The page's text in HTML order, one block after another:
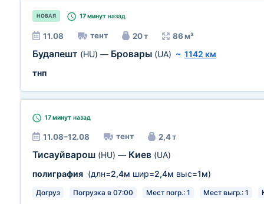
НОВАЯ 17 минут назад
11.08 тент 20 т 86 м³
Будапешт (HU) — Бровары (UA) ~ 1142 км
тнп
17 минут назад
11.08–12.08 тент 2,4 т
Тисауйварош (HU) — Киев (UA)
полиграфия (длн=2,4м шир=2,4м выс=1м)
Догруз Погрузка в 07:00 Мест погр.: 1 Мест выгр.: 1